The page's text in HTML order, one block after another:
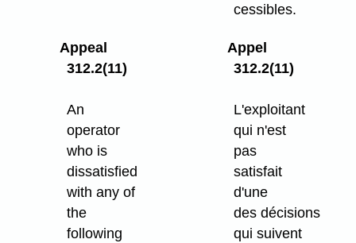
cessibles.
Appeal
312.2(11)
An
operator
who is
dissatisfied
with any of
the
following
Appel
312.2(11)
L'exploitant
qui n'est
pas
satisfait
d'une
des décisions
qui suivent